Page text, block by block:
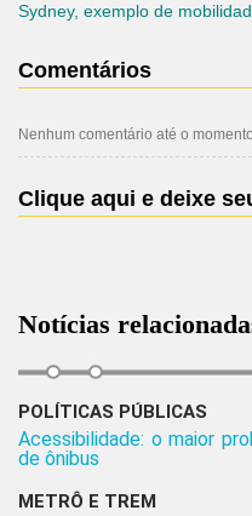
Sydney, exemplo de
Comentários
Nenhum comentário até o
Clique aqui e deixe
Notícias
POLÍTICAS PÚBLICAS
Acessibilidade: o maior
de ônibus
METRÔ E TREM